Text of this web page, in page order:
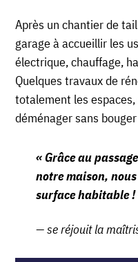
Après un chantier de
garage à accueillir les
électrique, chauffage,
Quelquestravaux de
totalement les
déménager sans
« Grâce au
notre maison,
surface habitable !
se réjouit la